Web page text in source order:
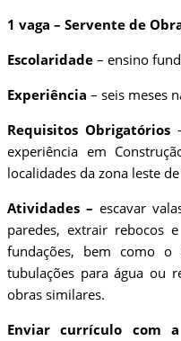
1 vaga – Servente de
Escolaridade – ensino
Experiência – seis meses
Requisitos Obrigatórios
experiência em
localidades da zona leste
Atividades – escavar
paredes, extrair rebocos
fundações, bem como o
tubulações para água ou
obras similares.
Enviar currículo com